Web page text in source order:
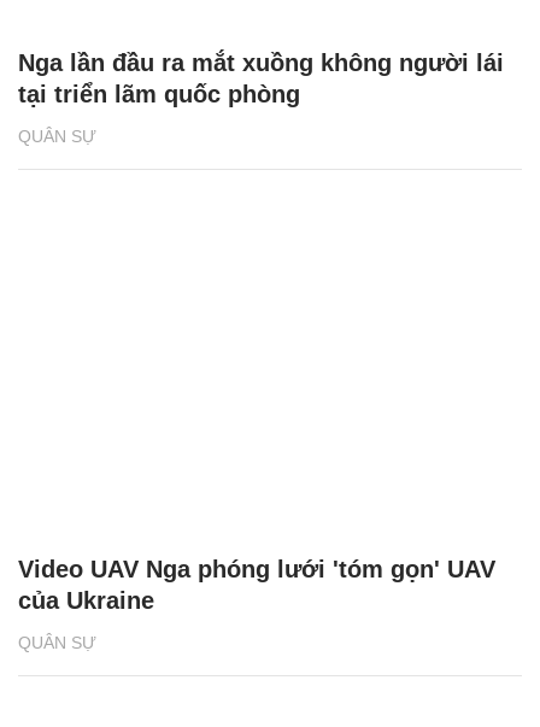
QUÂN SỰ
Nga lần đầu ra mắt xuồng không người lái
tại triển lãm quốc phòng
QUÂN SỰ
Video UAV Nga phóng lưới 'tóm gọn' UAV
của Ukraine